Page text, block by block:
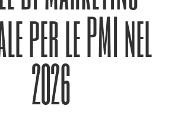
per le PMI nel
2026